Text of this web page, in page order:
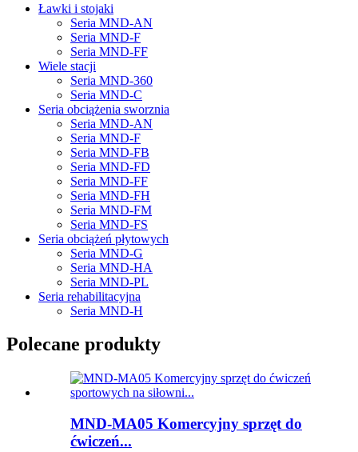
Ławki i stojaki
Seria MND-AN
Seria MND-F
Seria MND-FF
Wiele stacji
Seria MND-360
Seria MND-C
Seria obciążenia sworznia
Seria MND-AN
Seria MND-F
Seria MND-FB
Seria MND-FD
Seria MND-FF
Seria MND-FH
Seria MND-FM
Seria MND-FS
Seria obciążeń płytowych
Seria MND-G
Seria MND-HA
Seria MND-PL
Seria rehabilitacyjna
Seria MND-H
Polecane produkty
MND-MA05 Komercyjny sprzęt do
ćwiczeń...